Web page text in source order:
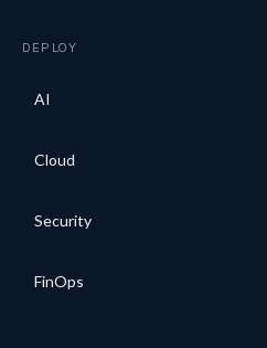
DEPLOY
AI
Cloud
Security
FinOps